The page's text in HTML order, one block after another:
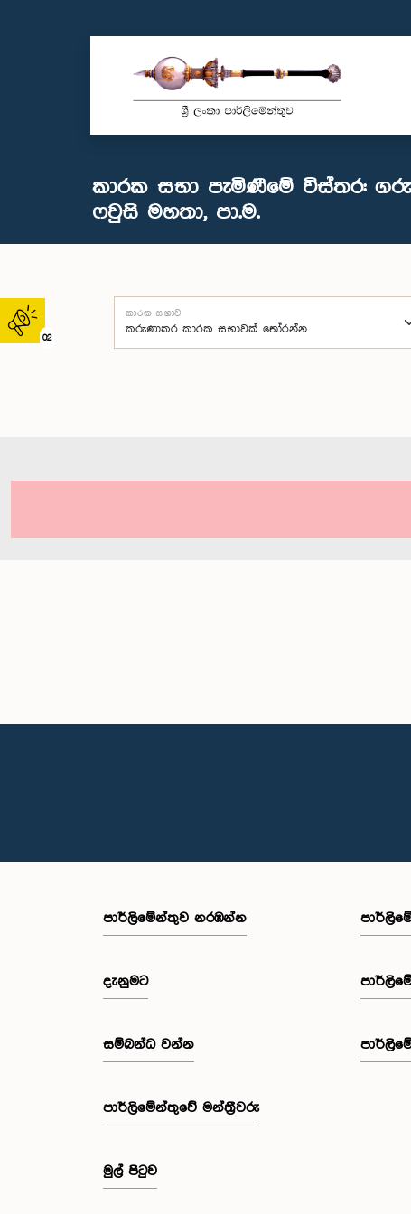
02
කාරක සභා පැමිණීමේ විස්තර:
ෆවුසි මහතා, පා.ම.
කාරක සභාව
පාර්ලි‌මේන්තුව නරඹන්න
දැනුමට
සම්බන්ධ වන්න
පාර්ලි‌මේන්තුවේ මන්ත්‍රීවරු
මුල් පිටුව